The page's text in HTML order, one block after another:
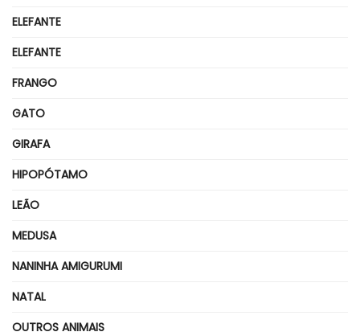
ELEFANTE
ELEFANTE
FRANGO
GATO
GIRAFA
HIPOPÓTAMO
LEÃO
MEDUSA
NANINHA AMIGURUMI
NATAL
OUTROS ANIMAIS